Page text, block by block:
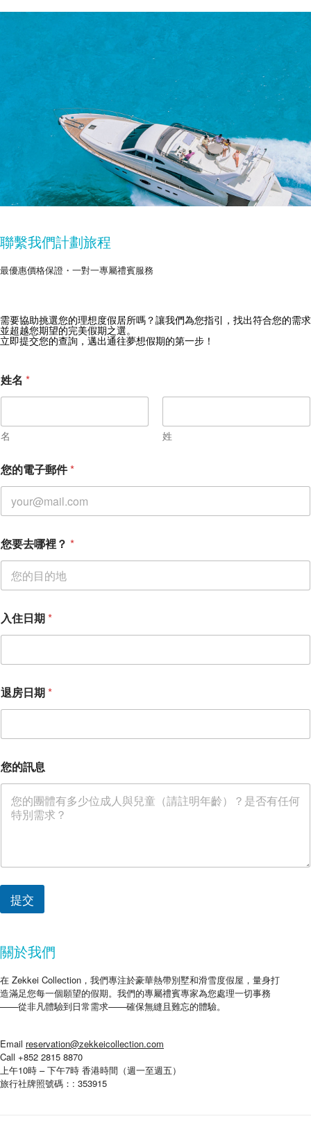
獲取 Zekkei Collection 獨家優惠
訂閱獨家優惠與旅行靈感
聯繫我們計劃旅程
最優惠價格保證・一對一專屬禮賓服務
需要協助挑選您的理想度假居所嗎？讓我們為您指引，找出符合您的需求
並超越您期望的完美假期之選。
立即提交您的查詢，邁出通往夢想假期的第一步！
房
日
您
要
哪
裡
？
名
姓名 *
名 姓
您的電子郵件*
您要去哪裡？ *
入住日期*
退房日期*
您的訊息
提交
關於我們
在 Zekkei Collection，我們專注於豪華熱帶別墅和滑雪度假屋，量身打
造滿足您每一個願望的假期。我們的專屬禮賓專家為您處理一切事務
——從非凡體驗到日常需求——確保無縫且難忘的體驗。
Email reservation@zekkeicollection.com
Call +852 2815 8870
上午10時 – 下午7時 香港時間（週一至週五）
旅行社牌照號碼：: 353915